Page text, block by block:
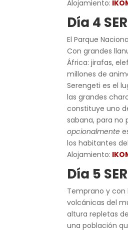
Alojamiento:
Día 4
El Parque
Con grandes
África: jirafas,
millones de
Serengeti es el
las grandes
constituye uno
sabana, para no
opcionalmente
los habitantes
Alojamiento:
Día 5
Temprano y con
volcánicas del
altura repletas
una población